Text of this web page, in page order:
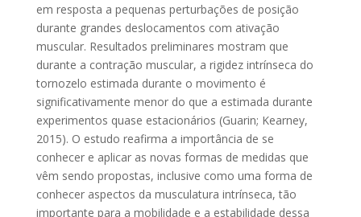
em resposta a pequenas perturbações de posição
durante grandes deslocamentos com ativação
muscular. Resultados preliminares mostram que
durante a contração muscular, a rigidez intrínseca do
tornozelo estimada durante o movimento é
significativamente menor do que a estimada durante
experimentos quase estacionários (Guarin; Kearney,
2015). O estudo reafirma a importância de se
conhecer e aplicar as novas formas de medidas que
vêm sendo propostas, inclusive como uma forma de
conhecer aspectos da musculatura intrínseca, tão
importante para a mobilidade e a estabilidade dessa